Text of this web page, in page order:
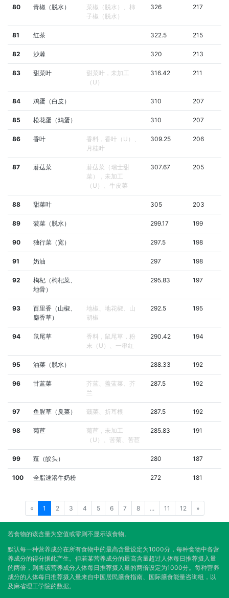
80 青椒（脱水）
菜椒（脱水）、柿
子椒（脱水）
326 217
81 红茶 322.5 215
82 沙棘 320 213
83 甜菜叶
甜菜叶，未加工
（U）
316.42 211
84 鸡蛋（白皮） 310 207
85 松花蛋（鸡蛋） 310 207
86 香叶
香料，香叶（U）、
月桂叶
309.25 206
87 莙荙菜
莙荙菜（瑞士甜
菜），未加工
（U）、牛皮菜
307.67 205
88 甜菜叶 305 203
89 菠菜（脱水） 299.17 199
90 独行菜（宽） 297.5 198
91 奶油 297 198
92
枸杞（枸杞菜、
地骨）
295.83 197
93
百里香（山椒、
麝香草）
地椒、地花椒、山
胡椒
292.5 195
94 鼠尾草
香料，鼠尾草，粉
末（U）、一串红
290.42 194
95 油菜（脱水） 288.33 192
96 甘蓝菜
芥蓝、盖蓝菜、芥
兰
287.5 192
97 鱼腥草（臭菜） 蕺菜、折耳根 287.5 192
98 菊苣
菊苣，未加工
（U）、苦菊、苦苣
285.83 191
99 薤（皎头） 280 187
100 全脂速溶牛奶粉 272 181
« 1 2 3 4 5 6 7 8 ... 11 12 »
若食物的该含量为空值或零则不显示该食物。
默认每一种营养成分在所有食物中的最高含量设定为1000分，每种食物中各营
养成分的得分据此产生。但若某营养成分的最高含量超过人体每日推荐摄入量
的两倍，则将该营养成分人体每日推荐摄入量的两倍设定为1000分。每种营养
成分的人体每日推荐摄入量来自中国居民膳食指南、国际膳食能量咨询组，以
及麻省理工学院的数据。